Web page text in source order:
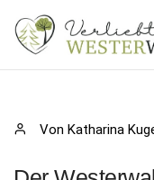
Von Katharina